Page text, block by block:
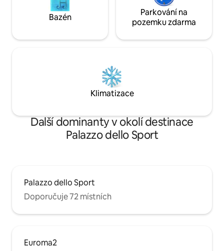
Bazén
Parkování na
pozemku zdarma
Klimatizace
Další dominanty v okolí destinace
Palazzo dello Sport
Palazzo dello Sport
Doporučuje 72 místních
Euroma2